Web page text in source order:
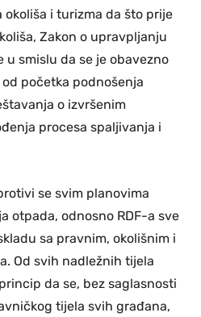
i turizma da što prije
Zakon o upravpljanju
smislu da se je obavezno
početka podnošenja
o izvršenim
procesa spaljivanja i
se svim planovima
otpada, odnosno RDF-a sve
sa pravnim, okolišnim i
Od svih nadležnih tijela
da se, bez saglasnosti
tijela svih građana,